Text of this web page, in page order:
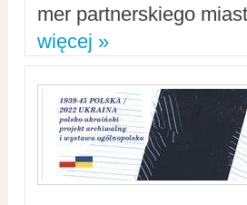
mer partnerskiego
więcej »